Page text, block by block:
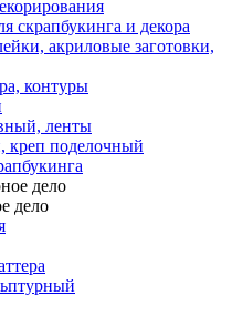
скрапбукинга и декора
акриловые заготовки,
контуры
ленты
креп поделочный
дело